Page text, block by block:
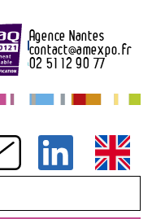
Agence Nantes
contact@amexpo.fr
02 51 12 90 77